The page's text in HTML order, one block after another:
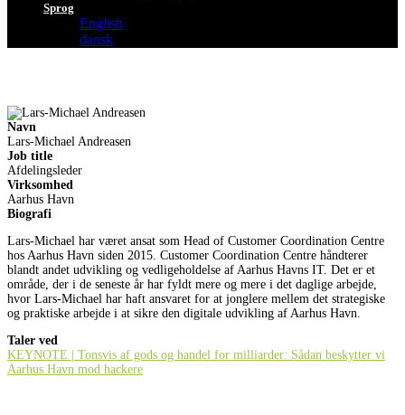
Sprog
English
dansk
Navn
Lars-Michael Andreasen
Job title
Afdelingsleder
Virksomhed
Aarhus Havn
Biografi
Lars-Michael har været ansat som Head of Customer Coordination Centre
hos Aarhus Havn siden 2015. Customer Coordination Centre håndterer
blandt andet udvikling og vedligeholdelse af Aarhus Havns IT. Det er et
område, der i de seneste år har fyldt mere og mere i det daglige arbejde,
hvor Lars-Michael har haft ansvaret for at jonglere mellem det strategiske
og praktiske arbejde i at sikre den digitale udvikling af Aarhus Havn.
Taler ved
KEYNOTE | Tonsvis af gods og handel for milliarder: Sådan beskytter vi
Aarhus Havn mod hackere